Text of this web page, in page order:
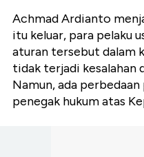
Achmad Ardianto
itu keluar, para pelaku
aturan tersebut dalam
tidak terjadi kesalahan
Namun, ada
penegak hukum atas